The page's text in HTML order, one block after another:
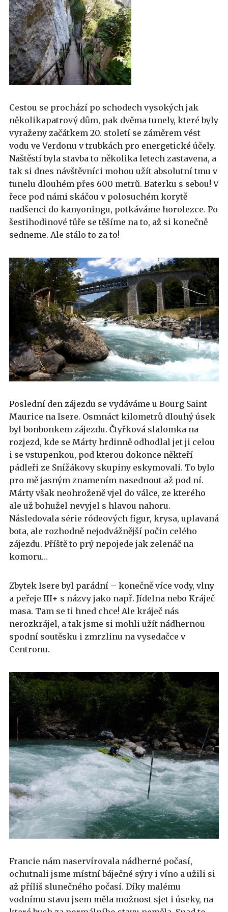
Cestou se prochází po schodech vysokých jak
několikapatrový dům, pak dvěma tunely, které byly
vyraženy začátkem 20. století se záměrem vést
vodu ve Verdonu v trubkách pro energetické účely.
Naštěstí byla stavba to několika letech zastavena, a
tak si dnes návštěvníci mohou užít absolutní tmu v
tunelu dlouhém přes 600 metrů. Baterku s sebou! V
řece pod námi skáčou v polosuchém korytě
nadšenci do kanyoningu, potkáváme horolezce. Po
šestihodinové tůře se těšíme na to, až si konečně
sedneme. Ale stálo to za to!
Poslední den zájezdu se vydáváme u Bourg Saint
Maurice na Isere. Osmnáct kilometrů dlouhý úsek
byl bonbonkem zájezdu. Čtyřková slalomka na
rozjezd, kde se Márty hrdinně odhodlal jet ji celou
i se vstupenkou, pod kterou dokonce někteří
pádleři ze Snížákovy skupiny eskymovali. To bylo
pro mě jasným znamením nasednout až pod ní.
Márty však neohroženě vjel do válce, ze kterého
ale už bohužel nevyjel s hlavou nahoru.
Následovala série ródeových figur, krysa, uplavaná
bota, ale rozhodně nejodvážnější počin celého
zájezdu. Příště to prý nepojede jak zelenáč na
komoru…
Zbytek Isere byl parádní – konečně více vody, vlny
a peřeje III+ s názvy jako např. Jídelna nebo Kráječ
masa. Tam se ti hned chce! Ale kráječ nás
nerozkrájel, a tak jsme si mohli užít nádhernou
spodní soutěsku i zmrzlinu na vysedačce v
Centronu.
Francie nám naservírovala nádherné počasí,
ochutnali jsme místní báječné sýry i víno a užili si
až příliš slunečného počasí. Díky malému
vodnímu stavu jsem měla možnost sjet i úseky, na